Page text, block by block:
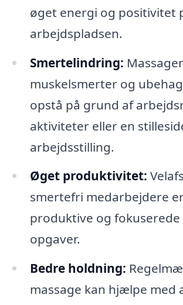
øget energi og positivitet
arbejdspladsen.
Smertelindring:
muskelsmerter og
opstå på grund af
aktiviteter eller en
arbejdsstilling.
Øget produktivitet:
smertefri medarbejdere
produktive og fokuserede
opgaver.
Bedre holdning:
massage kan hjælpe med